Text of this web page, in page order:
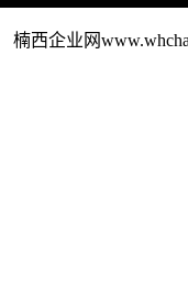
楠西企业网